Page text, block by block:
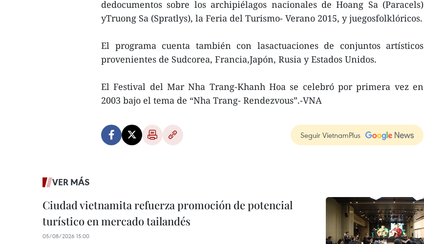
dedocumentos sobre los archipiélagos nacionales de Hoang Sa (Paracels)
yTruong Sa (Spratlys), la Feria del Turismo- Verano 2015, y juegosfolklóricos.
El programa cuenta también con lasactuaciones de conjuntos artísticos
provenientes de Sudcorea, Francia,Japón, Rusia y Estados Unidos.
El Festival del Mar Nha Trang-Khanh Hoa se celebró por primera vez en
2003 bajo el tema de “Nha Trang- Rendezvous”.-VNA
Seguir VietnamPlus
VER MÁS
Ciudad vietnamita refuerza promoción de potencial
turístico en mercado tailandés
05/08/2026 15:00